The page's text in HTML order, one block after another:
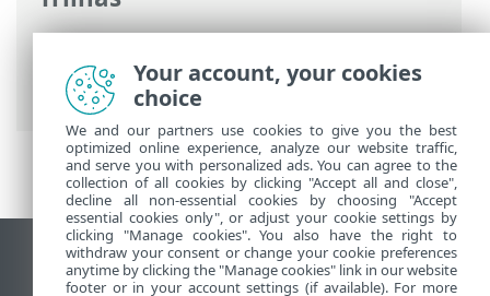
Ajuda on-line ESET>ESET PROTECT>
Usando o ESET PROTECT> ESET PROTECT
Menu principal
Ver site para desktop
Your account, your cookies
choice
We and our partners use cookies to give you the best
optimized online experience, analyze our website traffic,
and serve you with personalized ads. You can agree to the
collection of all cookies by clicking "Accept all and close",
decline all non-essential cookies by choosing "Accept
essential cookies only", or adjust your cookie settings by
clicking "Manage cookies". You also have the right to
withdraw your consent or change your cookie preferences
anytime by clicking the "Manage cookies" link in our website
footer or in your account settings (if available). For more